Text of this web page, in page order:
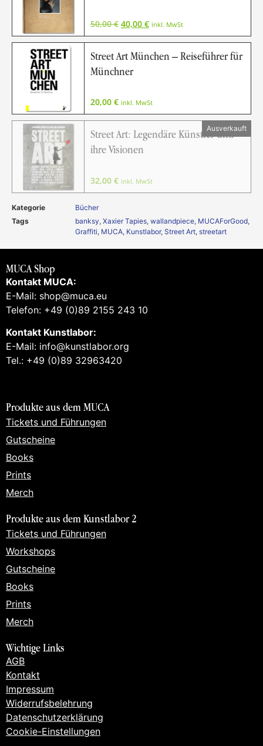
50,00€ 40,00 € inkl. MwSt
Street Art München – Reiseführer für
Münchner
20,00 € inkl. MwSt
Street Art: Legendäre Künstler und
ihre Visionen
32,00 € inkl. MwSt
Kategorie
Bücher
Tags
banksy, Xaxier Tapies, wallandpiece, MUCAForGood,
Graffiti, MUCA, Kunstlabor, Street Art, streetart
MUCA Shop
Kontakt MUCA:
E-Mail: shop@muca.eu
Telefon: +49 (0)89 2155 243 10
Kontakt Kunstlabor:
E-Mail: info@kunstlabor.org
Tel.: +49 (0)89 32963420
Produkte aus dem MUCA
Tickets und Führungen
Gutscheine
Books
Prints
Merch
Produkte aus dem Kunstlabor 2
Tickets und Führungen
Workshops
Gutscheine
Books
Prints
Merch
Wichtige Links
AGB
Kontakt
Impressum
Widerrufsbelehrung
Datenschutzerklärung
Cookie-Einstellungen